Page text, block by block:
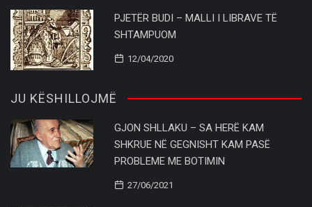
PJETËR BUDI – MALLI I LIBRAVE TË
SHTAMPUOM
12/04/2020
JU KËSHILLOJMË
GJON SHLLAKU – SA HERË KAM
SHKRUE NË GEGNISHT KAM PASË
PROBLEME ME BOTIMIN
27/06/2021